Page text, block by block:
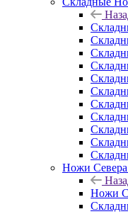
Ножи Севера
Ножи